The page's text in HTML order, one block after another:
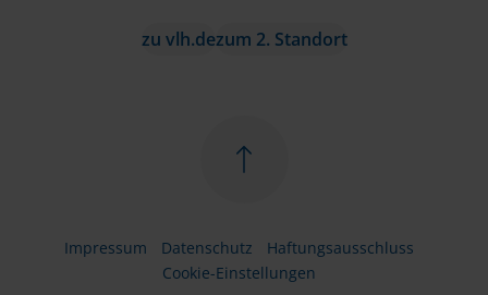
zu vlh.dezum 2. Standort
Impressum Datenschutz
Haftungsausschluss
Cookie-Einstellungen